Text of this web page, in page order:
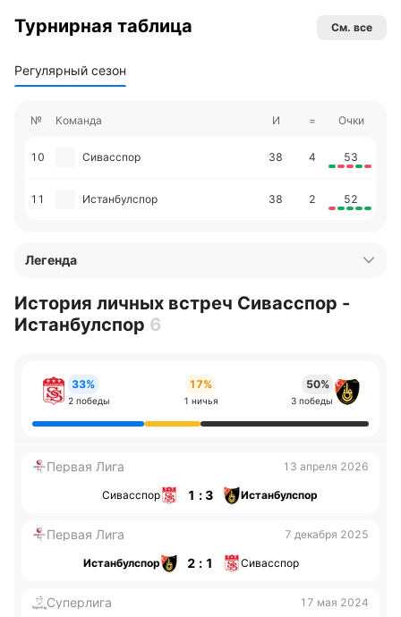
Турнирная таблица См. все
Регулярный сезон
№ Команда И = Очки
10 Сивасспор 38 4 53
11 Истанбулспор 38 2 52
Легенда
История личных встреч Сивасспор -
Истанбулспор 6
33%
2 победы
17%
1 ничья
50%
3 победы
Первая Лига 13 апреля 2026
Сивасспор 1 : 3 Истанбулспор
Первая Лига 7 декабря 2025
Истанбулспор 2 : 1 Сивасспор
Суперлига 17 мая 2024